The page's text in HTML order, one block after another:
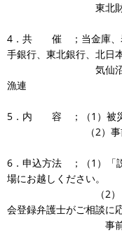
東北財務局盛
4．共 催 ；当金庫、岩
手銀行、東北銀行、北日
気仙沼信用金庫
漁連
5．内 容 ；（1）被災
（2）事前予約
6．申込方法 ；（1）「
場にお越しください。
（2）「個別相談
会登録弁護士がご相談に
事前予約制とさ